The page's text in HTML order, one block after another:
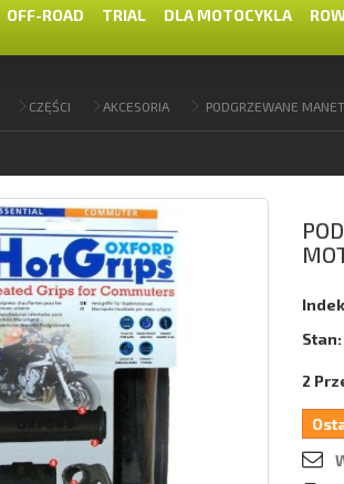
OFF-ROAD TRIAL DLA MOTOCYKLA
CZĘŚCI AKCESORIA PODGRZEWANE
Stan:
2